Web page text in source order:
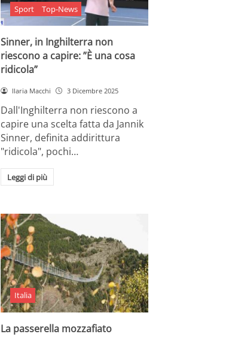
Sport Top-News
Sinner, in Inghilterra non
riescono a capire: ”È una cosa
ridicola”
Ilaria Macchi 3 Dicembre 2025
Dall'Inghilterra non riescono a
capire una scelta fatta da Jannik
Sinner, definita addirittura
"ridicola", pochi…
Leggi di più
Italia
La passerella mozzafiato